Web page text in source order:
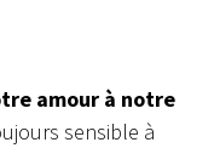
amour à notre
sensible à